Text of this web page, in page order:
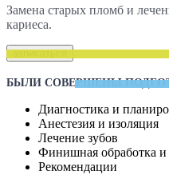
Замена старых пломб и
кариеса.
записаться
БЫЛИ СОВЕРШЕНЫ
Диагностика и
Анестезия и изоляция
Лечение зубов
Финишная обработка и
Рекомендации